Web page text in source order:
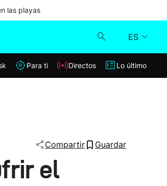
las playas
ES
Klisk
Para ti Directos Lo último
Compartir Guardar
el